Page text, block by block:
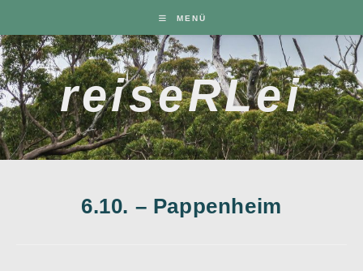
springen
MENÜ
reiseRLei
6.10. – Pappenheim